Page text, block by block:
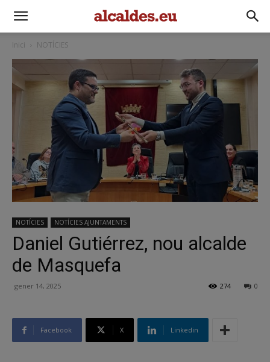
Inici NOTÍCIES
NOTÍCIES NOTÍCIES AJUNTAMENTS
Daniel Gutiérrez, nou alcalde
de Masquefa
gener 14, 2025 0
274
Facebook X Linkedin